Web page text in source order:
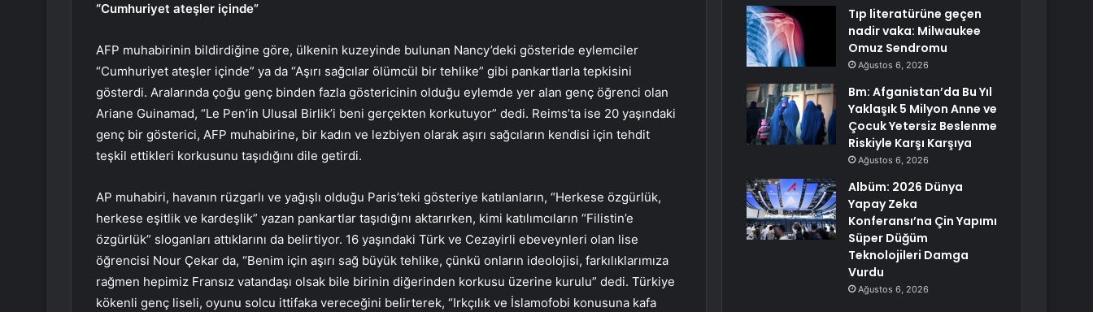
“Cumhuriyet ateşler içinde”
AFP muhabirinin bildirdiğine göre, ülkenin kuzeyinde bulunan Nancy’deki gösteride eylemciler
“Cumhuriyet ateşler içinde” ya da “Aşırı sağcılar ölümcül bir tehlike” gibi pankartlarla tepkisini
gösterdi. Aralarında çoğu genç binden fazla göstericinin olduğu eylemde yer alan genç öğrenci olan
Ariane Guinamad, “Le Pen’in Ulusal Birlik’i beni gerçekten korkutuyor” dedi. Reims’ta ise 20 yaşındaki
genç bir gösterici, AFP muhabirine, bir kadın ve lezbiyen olarak aşırı sağcıların kendisi için tehdit
teşkil ettikleri korkusunu taşıdığını dile getirdi.
AP muhabiri, havanın rüzgarlı ve yağışlı olduğu Paris’teki gösteriye katılanların, “Herkese özgürlük,
herkese eşitlik ve kardeşlik” yazan pankartlar taşıdığını aktarırken, kimi katılımcıların “Filistin’e
özgürlük” sloganları attıklarını da belirtiyor. 16 yaşındaki Türk ve Cezayirli ebeveynleri olan lise
öğrencisi Nour Çekar da, “Benim için aşırı sağ büyük tehlike, çünkü onların ideolojisi, farkılıklarımıza
rağmen hepimiz Fransız vatandaşı olsak bile birinin diğerinden korkusu üzerine kurulu” dedi. Türkiye
kökenli genç liseli, oyunu solcu ittifaka vereceğini belirterek, “Irkçılık ve İslamofobi konusuna kafa
Tıp literatürüne geçen
nadir vaka: Milwaukee
Omuz Sendromu
Ağustos 6, 2026
Bm: Afganistan’da Bu Yıl
Yaklaşık 5 Milyon Anne ve
Çocuk Yetersiz Beslenme
Riskiyle Karşı Karşıya
Ağustos 6, 2026
Albüm: 2026 Dünya
Yapay Zeka
Konferansı’na Çin Yapımı
Süper Düğüm
Teknolojileri Damga
Vurdu
Ağustos 6, 2026